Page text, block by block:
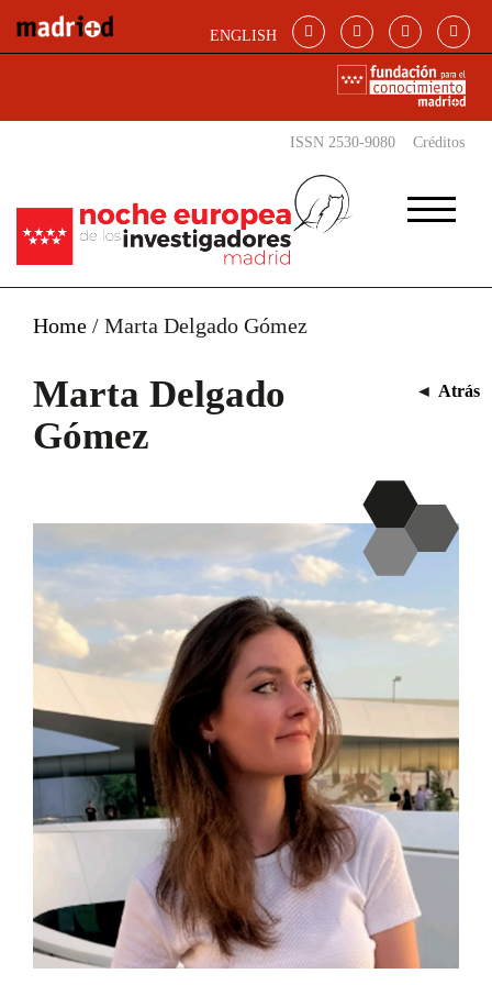
ENGLISH
ISSN 2530-9080 Créditos
Home / Marta Delgado Gómez
Marta Delgado
Gómez
◄ Atrás